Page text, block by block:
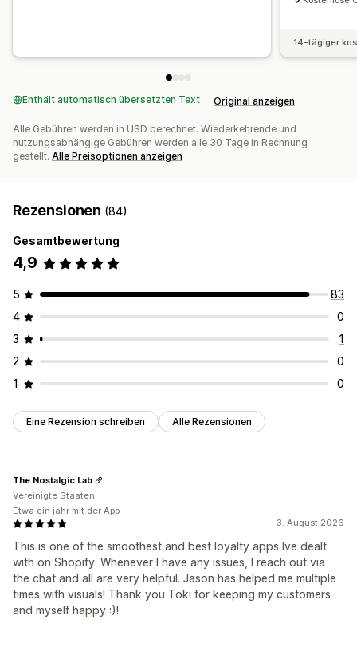
14-tägiger
Enthält automatisch übersetzten Text Original anzeigen
Alle Gebühren werden in USD berechnet. Wiederkehrende und
nutzungsabhängige Gebühren werden alle 30 Tage in Rechnung
gestellt. Alle Preisoptionen anzeigen
Rezensionen (84)
Gesamtbewertung
4,9
5
83
4
0
3
1
2
0
1
0
Eine Rezension schreiben Alle Rezensionen
3. August 2026
This is one of the smoothest and best loyalty apps Ive dealt
with on Shopify. Whenever I have any issues, I reach out via
the chat and all are very helpful. Jason has helped me multiple
times with visuals! Thank you Toki for keeping my customers
and myself happy :)!
The Nostalgic Lab
Vereinigte Staaten
Etwa ein jahr mit der App